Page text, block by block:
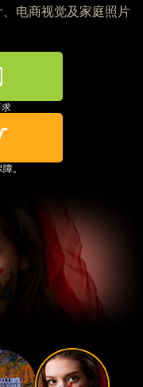
电商视觉及家庭照片
。